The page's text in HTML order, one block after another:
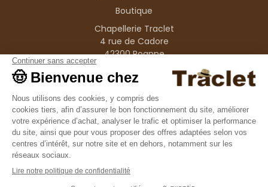
Boutique
Chapellerie Traclet
4 rue de Cadore
42300 Roanne
Produits
Nos marques